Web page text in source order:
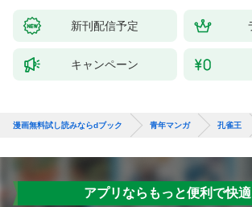
新刊配信予定
キャンペーン
漫画無料試し読みならdブック 青年マンガ 孔雀王
アプリならもっと便利で快適